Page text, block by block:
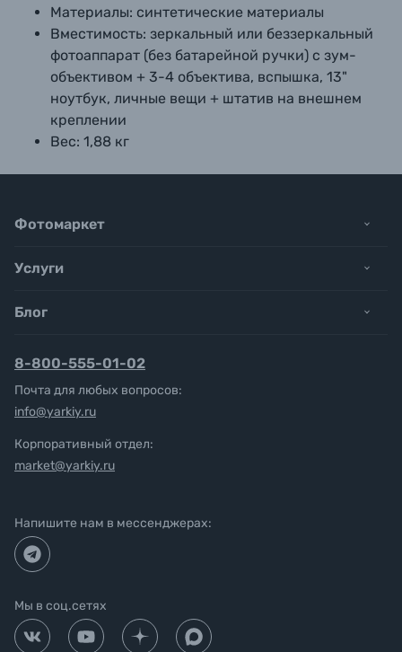
Материалы: синтетические материалы
Вместимость: зеркальный или беззеркальный
фотоаппарат (без батарейной ручки) с зум-
объективом + 3-4 объектива, вспышка, 13"
ноутбук, личные вещи + штатив на внешнем
креплении
Вес: 1,88 кг
Фотомаркет
Услуги
Блог
8-800-555-01-02
Почта для любых вопросов:
info@yarkiy.ru
Корпоративный отдел:
market@yarkiy.ru
Напишите нам в мессенджерах:
Мы в соц.сетях